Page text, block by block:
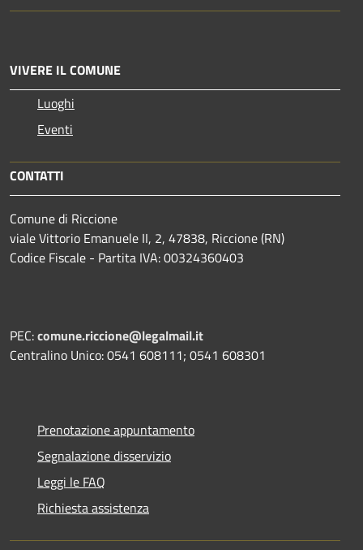
VIVERE IL COMUNE
Luoghi
Eventi
CONTATTI
Comune di Riccione
viale Vittorio Emanuele II, 2, 47838, Riccione (RN)
Codice Fiscale - Partita IVA: 00324360403
PEC:comune.riccione@legalmail.it
Centralino Unico: 0541 608111; 0541 608301
Prenotazione appuntamento
Segnalazione disservizio
Leggi le FAQ
Richiesta assistenza